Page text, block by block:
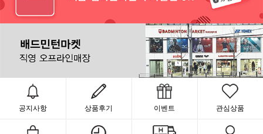
공지사항 상품후기 이벤트 관심상품